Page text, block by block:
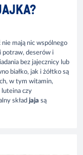
nie mają nic wspólnego
potraw, deserów i
bez jajecznicy lub
białko, jak i żółtko są
w tym witamin,
luteina czy
skład jaja są